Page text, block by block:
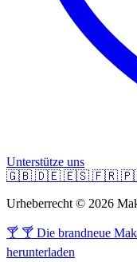
Unterstütze uns
🇬🇧 🇩🇪 🇪🇸 🇫🇷
Urheberrecht © 2026
🍸 🍸 Die brandneue
herunterladen